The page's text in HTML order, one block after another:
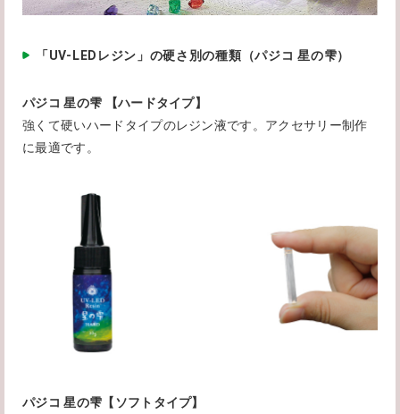
「UV-LEDレジン」の硬さ別の種類（パジコ 星の雫）
パジコ 星の雫 【ハードタイプ】
強くて硬いハードタイプのレジン液です。アクセサリー制作
に最適です。
パジコ 星の雫【ソフトタイプ】